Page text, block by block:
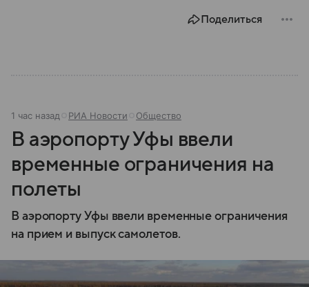
Поделиться
1 час назад РИА Новости Общество
В аэропорту Уфы ввели
временные ограничения на
полеты
В аэропорту Уфы ввели временные ограничения
на прием и выпуск самолетов.